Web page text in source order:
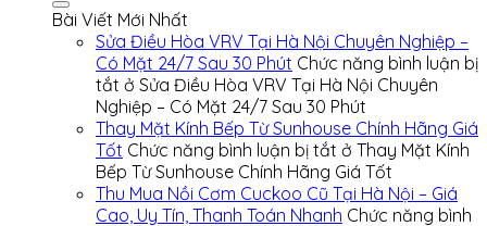
Bài Viết Mới Nhất
Sửa Điều Hòa VRV Tại Hà Nội Chuyên Nghiệp –
Có Mặt 24/7 Sau 30 Phút Chức năng bình luận bị
tắt ở Sửa Điều Hòa VRV Tại Hà Nội Chuyên
Nghiệp – Có Mặt 24/7 Sau 30 Phút
Thay Mặt Kính Bếp Từ Sunhouse Chính Hãng Giá
Tốt Chức năng bình luận bị tắt ở Thay Mặt Kính
Bếp Từ Sunhouse Chính Hãng Giá Tốt
Thu Mua Nồi Cơm Cuckoo Cũ Tại Hà Nội – Giá
Cao, Uy Tín, Thanh Toán Nhanh Chức năng bình